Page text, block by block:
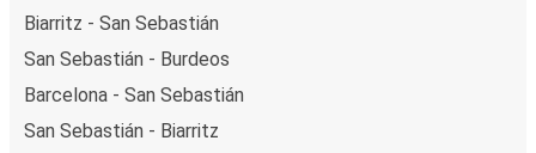
Biarritz - San Sebastián
San Sebastián - Burdeos
Barcelona - San Sebastián
San Sebastián - Biarritz